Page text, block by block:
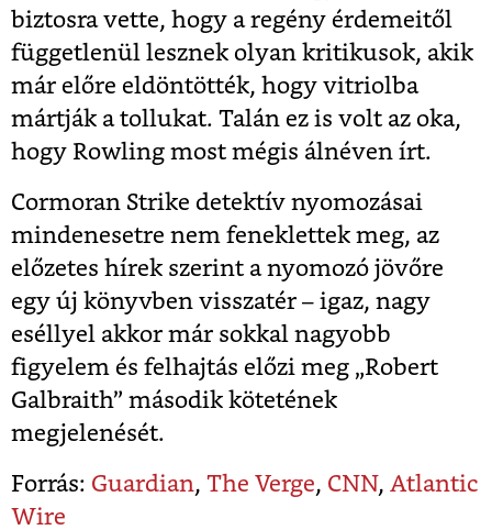
biztosra vette, hogy a regény érdemeitől
függetlenül lesznek olyan kritikusok, akik
már előre eldöntötték, hogy vitriolba
mártják a tollukat. Talán ez is volt az oka,
hogy Rowling most mégis álnéven írt.
Cormoran Strike detektív nyomozásai
mindenesetre nem feneklettek meg, az
előzetes hírek szerint a nyomozó jövőre
egy új könyvben visszatér – igaz, nagy
eséllyel akkor már sokkal nagyobb
figyelem és felhajtás előzi meg „Robert
Galbraith” második kötetének
megjelenését.
Forrás: Guardian, The Verge, CNN, Atlantic
Wire